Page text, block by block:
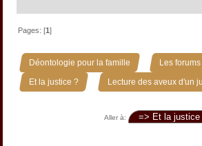
Pages: [1]
Déontologie pour la famille » Les
Et la justice ? » Lecture des aveux d'un
Aller à: